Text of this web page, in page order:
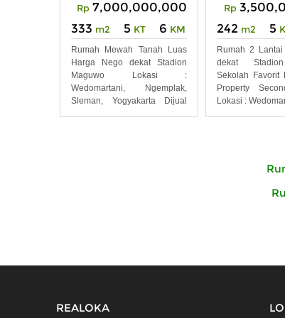
Rp 7,000,000,000
333 m2 5 KT 6 KM
Rumah Mewah Tanah Luas
Harga Nego dekat Stadion
Maguwo Lokasi :
Wedomartani, Ngemplak,
Sleman, Yogyakarta Dijual
Rp
242 m2 5
Rumah 2
dekat
Sekolah Favorit
Property
Lokasi :
REALOKA